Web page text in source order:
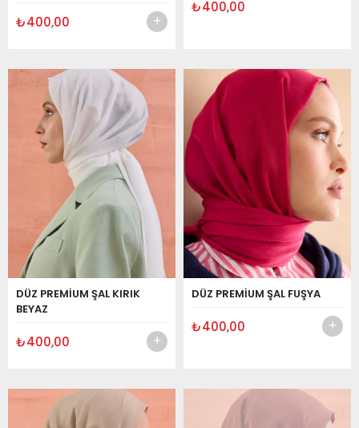
₺400,00
₺400,00
DÜZ PREMİUM ŞAL KIRIK
BEYAZ
₺400,00
DÜZ PREMİUM ŞAL FUŞYA
₺400,00